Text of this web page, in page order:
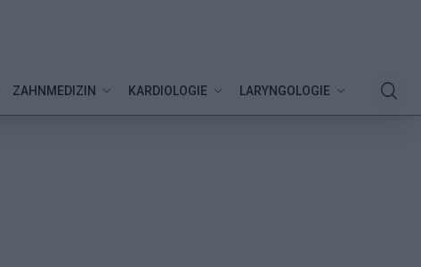
ZAHNMEDIZIN KARDIOLOGIE LARYNGOLOGIE